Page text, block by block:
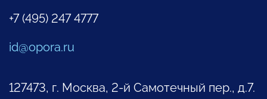
+7 (495) 247 4777
id@opora.ru
127473, г. Москва, 2-й Самотечный пер., д.7.